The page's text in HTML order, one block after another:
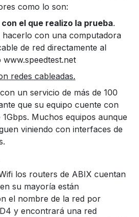
como lo son:
el que realizo la prueba.
hacerlo con una computadora
de red directamente al
redes cableadas.
un servicio de más de 100
que su equipo cuente con
Muchos equipos aunque
viniendo con interfaces de
los routers de ABIX cuentan
su mayoría están
el nombre de la red por
y encontrará una red